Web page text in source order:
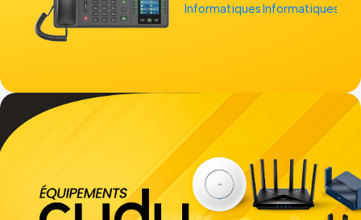
InformatiquesInformatiques